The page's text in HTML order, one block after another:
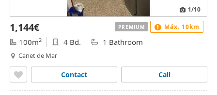
1/10
1,144€
100m2 4 Bd. 1 Bathroom
Canet de Mar
Call
Contact
PREMIUM Máx. 10km